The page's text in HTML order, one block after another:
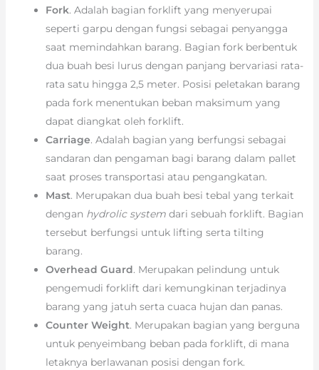
Fork. Adalah bagian forklift yang menyerupai
seperti garpu dengan fungsi sebagai penyangga
saat memindahkan barang. Bagian fork berbentuk
dua buah besi lurus dengan panjang bervariasi rata-
rata satu hingga 2,5 meter. Posisi peletakan barang
pada fork menentukan beban maksimum yang
dapat diangkat oleh forklift.
Carriage. Adalah bagian yang berfungsi sebagai
sandaran dan pengaman bagi barang dalam pallet
saat proses transportasi atau pengangkatan.
Mast. Merupakan dua buah besi tebal yang terkait
dengan hydrolic systemdari sebuah forklift. Bagian
tersebut berfungsi untuk lifting serta tilting
barang.
Overhead Guard. Merupakan pelindung untuk
pengemudi forklift dari kemungkinan terjadinya
barang yang jatuh serta cuaca hujan dan panas.
Counter Weight. Merupakan bagian yang berguna
untuk penyeimbang beban pada forklift, di mana
letaknya berlawanan posisi dengan fork.